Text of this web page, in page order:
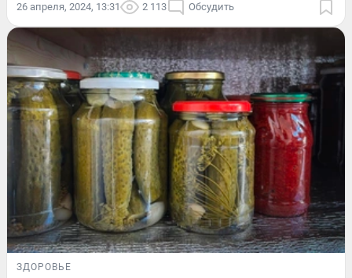
26 апреля, 2024, 13:31 2 113 Обсудить
ЗДОРОВЬЕ